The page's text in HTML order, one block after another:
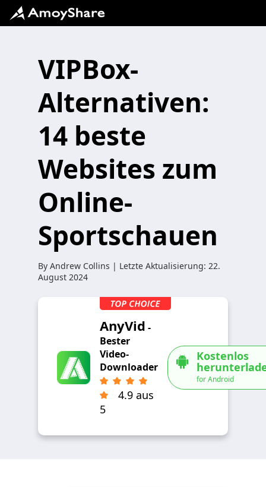
VIPBox-
Alternativen:
14 beste
Websites zum
Online-
Sportschauen
By Andrew Collins | Letzte Aktualisierung: 22.
August 2024
AnyVid -
Bester
Video-
Downloader
4.9 aus
5
Kostenlos
for Android